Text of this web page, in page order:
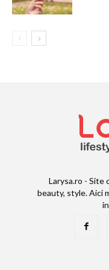
Larysa.ro - Site
beauty, style. Aici